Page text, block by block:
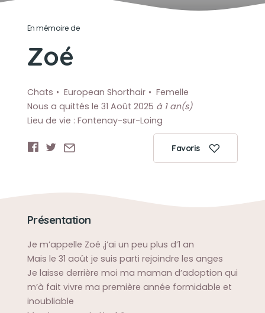
En mémoire de
Zoé
Chats European Shorthair
Femelle
Nous a quittés le 31 Août 2025 à 1 an(s)
Lieu de vie : Fontenay-sur-Loing
Favoris
Présentation
Je m’appelle Zoé ,j’ai un peu plus d’1 an
Mais le 31 août je suis parti rejoindre les anges
Je laisse derrière moi ma maman d’adoption qui
m’à fait vivre ma première année formidable et
inoubliable